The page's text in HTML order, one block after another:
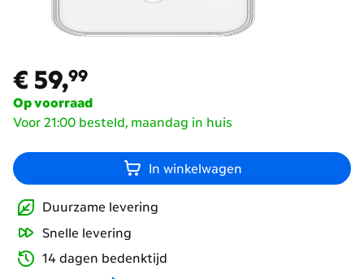
€ 59,
€ 59,99
99
Op voorraad
Voor 21:00 besteld, maandag in huis
In winkelwagen
Duurzame levering
Snelle levering
14 dagen bedenktijd